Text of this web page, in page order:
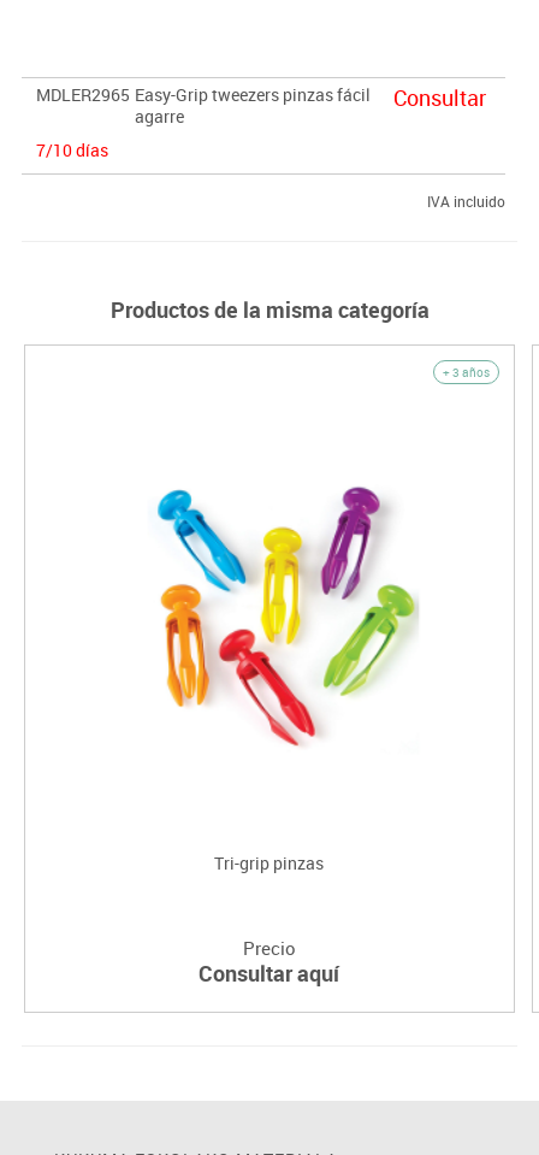
MDLER2965 Easy-Grip tweezers pinzas fácil
agarre
7/10 días
Consultar
IVA incluido
Productos de la misma categoría
+ 3 años
Tri-grip pinzas
Precio
Consultar aquí